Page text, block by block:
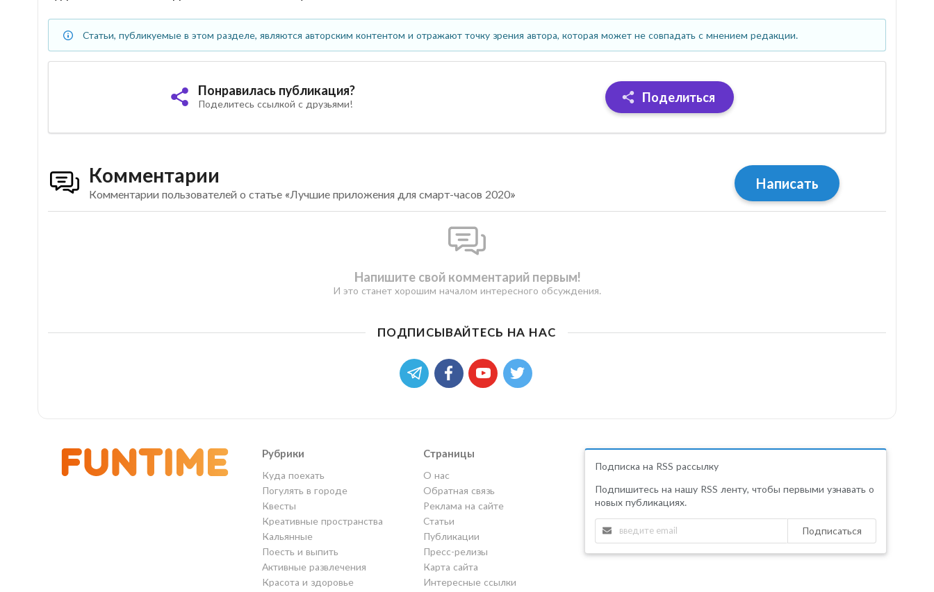
Статьи, публикуемые в этом разделе, являются авторским контентом и отражают точку зрения автора, которая может не совпадать с мнением редакции.
Понравилась публикация?
Поделитесь ссылкой с друзьями! Поделиться
Комментарии
Комментарии пользователей о статье «Лучшие приложения для смарт-часов 2020»
Написать
Напишите свой комментарий первым!
И это станет хорошим началом интересного обсуждения.
ПОДПИСЫВАЙТЕСЬ НА НАС
Рубрики
Куда поехать
Погулять в городе
Квесты
Креативные пространства
Кальянные
Поесть и выпить
Активные развлечения
Красота и здоровье
Страницы
О нас
Обратная связь
Реклама на сайте
Статьи
Публикации
Пресс-релизы
Карта сайта
Интересные ссылки
Подписка на RSS рассылку
Подпишитесь на нашу RSS ленту, чтобы первыми узнавать о
новых публикациях.
Подписаться